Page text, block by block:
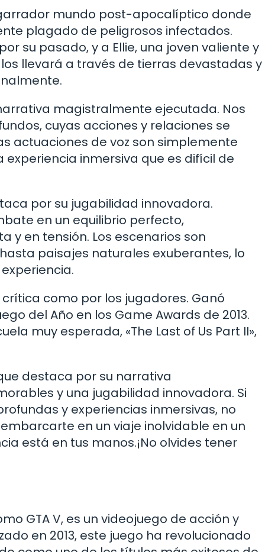
mundo post-apocalíptico donde
plagado de peligrosos infectados.
su pasado, y a Ellie, una joven valiente y
llevará a través de tierras devastadas y
magistralmente ejecutada. Nos
cuyas acciones y relaciones se
actuaciones de voz son simplemente
inmersiva que es difícil de
por su jugabilidad innovadora.
en un equilibrio perfecto,
en tensión. Los escenarios son
paisajes naturales exuberantes, lo
como por los jugadores. Ganó
del Año en los Game Awards de 2013.
muy esperada, «The Last of Us Part II»,
destaca por su narrativa
y una jugabilidad innovadora. Si
y experiencias inmersivas, no
en un viaje inolvidable en un
está en tus manos.¡No olvides tener
GTA V, es un videojuego de acción y
en 2013, este juego ha revolucionado